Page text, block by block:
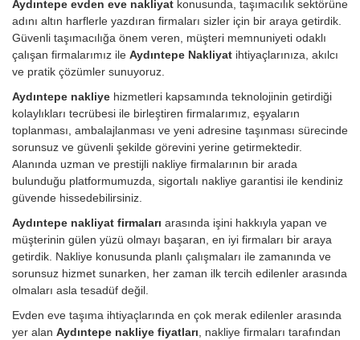
Aydıntepe evden eve nakliyat konusunda, taşımacılık sektörüne
adını altın harflerle yazdıran firmaları sizler için bir araya getirdik.
Güvenli taşımacılığa önem veren, müşteri memnuniyeti odaklı
çalışan firmalarımız ile Aydıntepe Nakliyat ihtiyaçlarınıza, akılcı
ve pratik çözümler sunuyoruz.
Aydıntepe nakliye hizmetleri kapsamında teknolojinin getirdiği
kolaylıkları tecrübesi ile birleştiren firmalarımız, eşyaların
toplanması, ambalajlanması ve yeni adresine taşınması sürecinde
sorunsuz ve güvenli şekilde görevini yerine getirmektedir.
Alanında uzman ve prestijli nakliye firmalarının bir arada
bulunduğu platformumuzda, sigortalı nakliye garantisi ile kendiniz
güvende hissedebilirsiniz.
Aydıntepe nakliyat firmaları arasında işini hakkıyla yapan ve
müşterinin gülen yüzü olmayı başaran, en iyi firmaları bir araya
getirdik. Nakliye konusunda planlı çalışmaları ile zamanında ve
sorunsuz hizmet sunarken, her zaman ilk tercih edilenler arasında
olmaları asla tesadüf değil.
Evden eve taşıma ihtiyaçlarında en çok merak edilenler arasında
yer alan Aydıntepe nakliye fiyatları , nakliye firmaları tarafından